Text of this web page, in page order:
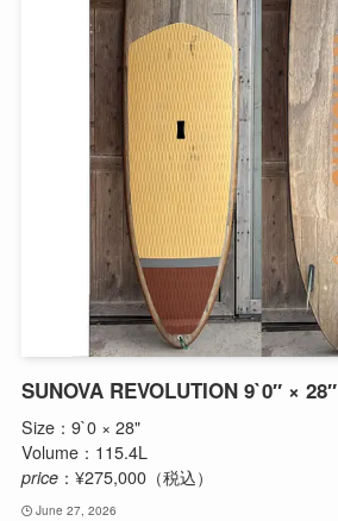
SUNOVA REVOLUTION 9`0″ × 28″
Size：9`0 × 28"
Volume：115.4L
price：¥275,000（税込）
June 27, 2026